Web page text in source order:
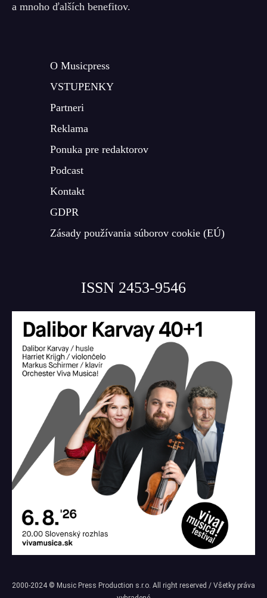
a mnoho ďalších benefitov.
O Musicpress
VSTUPENKY
Partneri
Reklama
Ponuka pre redaktorov
Podcast
Kontakt
GDPR
Zásady používania súborov cookie (EÚ)
ISSN 2453-9546
2000-2024 © Music Press Production s.r.o. All right reserved / Všetky práva